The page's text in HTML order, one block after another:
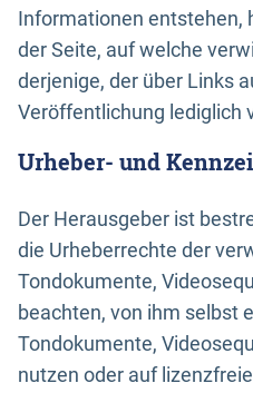
Informationen entstehen,
der Seite, auf welche
derjenige, der über Links
Veröffentlichung lediglich
Urheber- und
Der Herausgeber ist
die Urheberrechte der
Tondokumente,
beachten, von ihm selbst
Tondokumente,
nutzen oder auf